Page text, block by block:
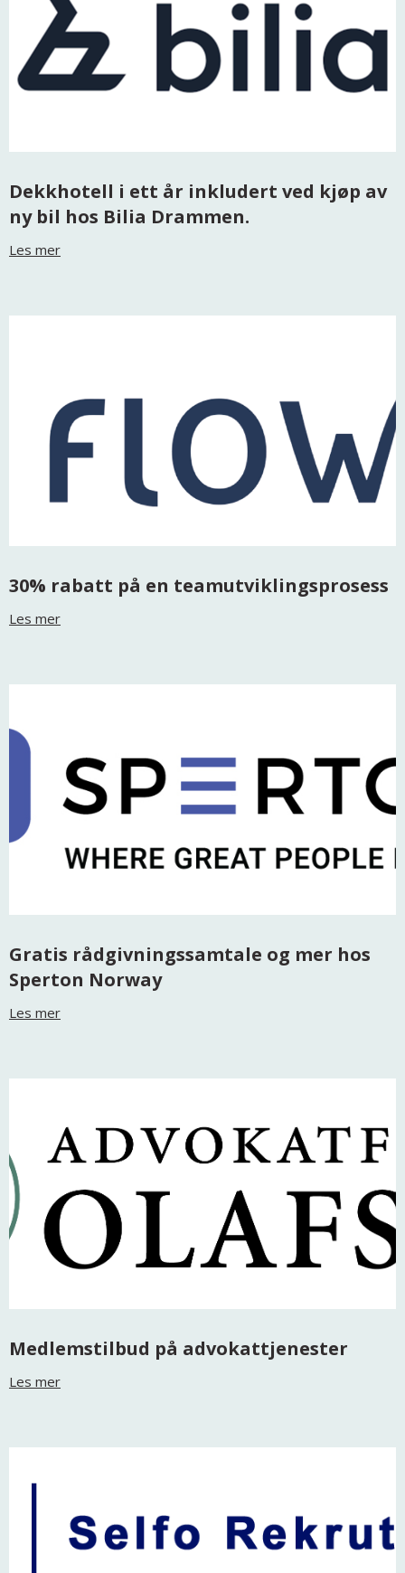
Dekkhotell i ett år inkludert ved kjøp av
ny bil hos Bilia Drammen.
Les mer
30% rabatt på en teamutviklingsprosess
Les mer
Gratis rådgivningssamtale og mer hos
Sperton Norway
Les mer
Medlemstilbud på advokattjenester
Les mer